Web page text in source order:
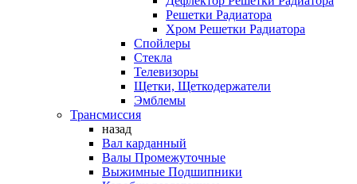
Решетки Радиатора
Хром Решетки Радиатора
Спойлеры
Стекла
Телевизоры
Щетки, Щеткодержатели
Эмблемы
Трансмиссия
назад
Вал карданный
Валы Промежуточные
Выжимные Подшипники